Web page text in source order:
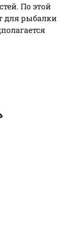
По этой
для рыбалки